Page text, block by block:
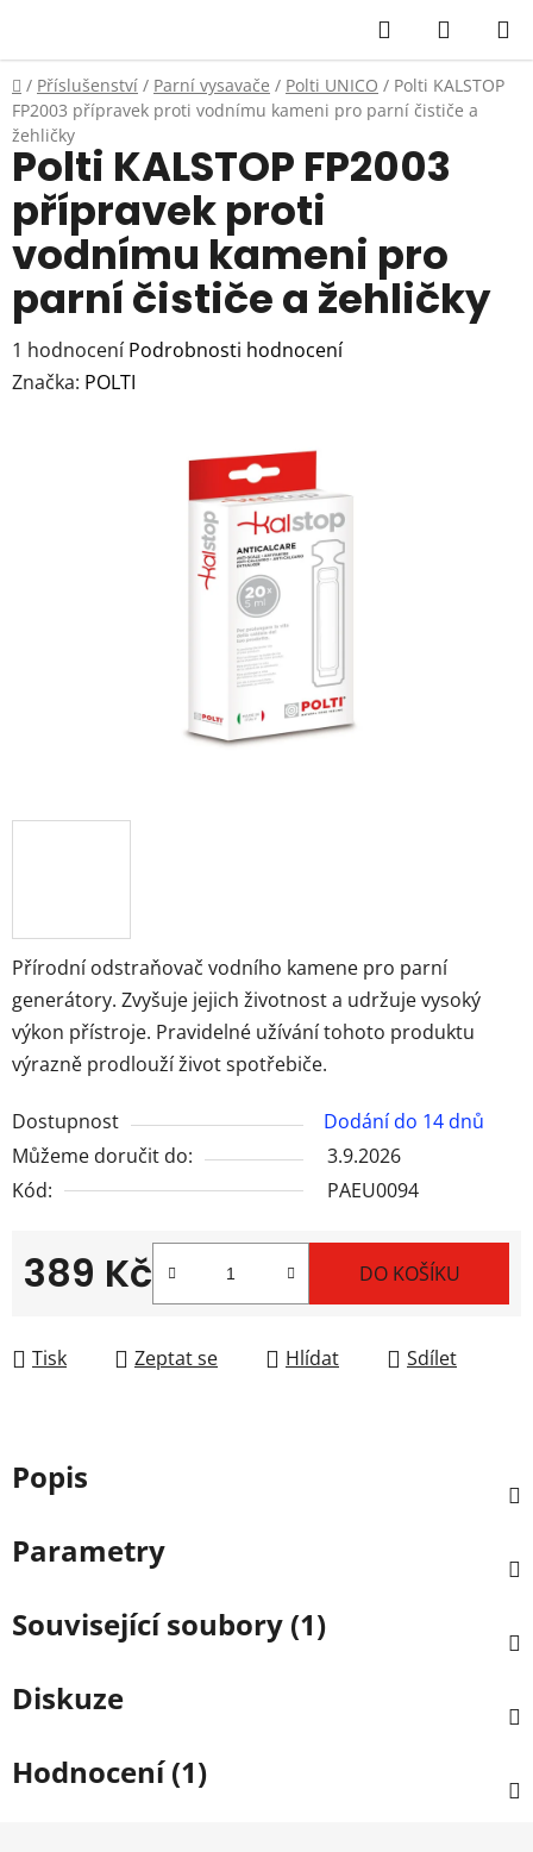
obsah
Hledat
KOŠÍK
Domů
/ Příslušenství / Parní vysavače / Polti UNICO / Polti KALSTOP
FP2003 přípravek proti vodnímu kameni pro parní čističe a
žehličky
Přírodní odstraňovač vodního kamene pro parní
generátory. Zvyšuje jejich životnost a udržuje vysoký
výkon přístroje. Pravidelné užívání tohoto produktu
výrazně prodlouží život spotřebiče.
Dostupnost
Dodání do 14 dnů
Můžeme doručit do:
3.9.2026
Kód:
PAEU0094
389 Kč DO KOŠÍKU
Tisk Zeptat se Hlídat Sdílet
Polti KALSTOP FP2003
přípravek proti
vodnímu kameni pro
parní čističe a žehličky
Průměrné
hodnocení
1 hodnocení Podrobnosti hodnocení
Značka: POLTI
Popis
Parametry
Související soubory (1)
Diskuze
Hodnocení (1)